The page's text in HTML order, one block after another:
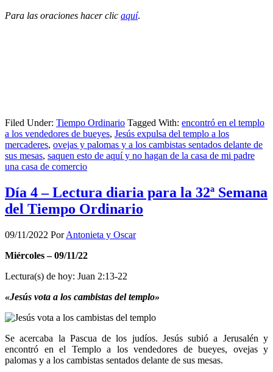
Para las oraciones hacer clic aquí.
Filed Under: Tiempo Ordinario Tagged With: encontró en el templo
a los vendedores de bueyes, Jesús expulsa del templo a los
mercaderes, ovejas y palomas y a los cambistas sentados delante de
sus mesas, saquen esto de aquí y no hagan de la casa de mi padre
una casa de comercio
Día 4 – Lectura diaria para la 32ª Semana
del Tiempo Ordinario
09/11/2022 PorAntonieta y Oscar
Miércoles – 09/11/22
Lectura(s) de hoy: Juan 2:13-22
«Jesús vota a los cambistas del templo»
Se acercaba la Pascua de los judíos. Jesús subió a Jerusalén y
encontró en el Templo a los vendedores de bueyes, ovejas y
palomas y a los cambistas sentados delante de sus mesas.